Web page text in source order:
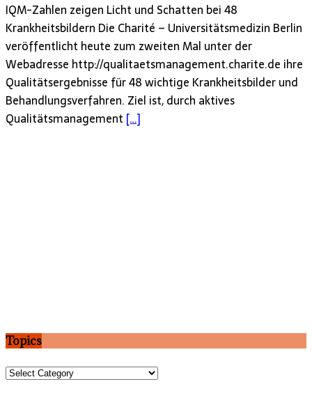
IQM-Zahlen zeigen Licht und Schatten bei 48
Krankheitsbildern Die Charité – Universitätsmedizin Berlin
veröffentlicht heute zum zweiten Mal unter der
Webadresse http://qualitaetsmanagement.charite.de ihre
Qualitätsergebnisse für 48 wichtige Krankheitsbilder und
Behandlungsverfahren. Ziel ist, durch aktives
Qualitätsmanagement […]
Topics
Topics